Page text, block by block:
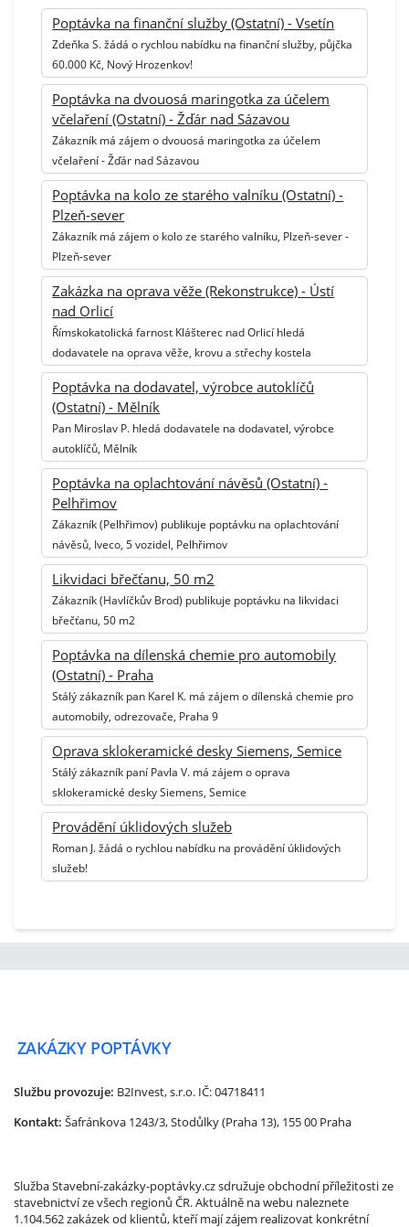
Poptávka na finanční služby (Ostatní) - Vsetín
Zdeňka S. žádá o rychlou nabídku na finanční služby, půjčka
60.000 Kč, Nový Hrozenkov!
Poptávka na dvouosá maringotka za účelem
včelaření (Ostatní) - Žďár nad Sázavou
Zákazník má zájem o dvouosá maringotka za účelem
včelaření - Žďár nad Sázavou
Poptávka na kolo ze starého valníku (Ostatní) -
Plzeň-sever
Zákazník má zájem o kolo ze starého valníku, Plzeň-sever -
Plzeň-sever
Zakázka na oprava věže (Rekonstrukce) - Ústí
nad Orlicí
Římskokatolická farnost Klášterec nad Orlicí hledá
dodavatele na oprava věže, krovu a střechy kostela
Poptávka na dodavatel, výrobce autoklíčů
(Ostatní) - Mělník
Pan Miroslav P. hledá dodavatele na dodavatel, výrobce
autoklíčů, Mělník
Poptávka na oplachtování návěsů (Ostatní) -
Pelhřimov
Zákazník (Pelhřimov) publikuje poptávku na oplachtování
návěsů, Iveco, 5 vozidel, Pelhřimov
Likvidaci břečťanu, 50 m2
Zákazník (Havlíčkův Brod) publikuje poptávku na likvidaci
břečťanu, 50 m2
Poptávka na dílenská chemie pro automobily
(Ostatní) - Praha
Stálý zákazník pan Karel K. má zájem o dílenská chemie pro
automobily, odrezovače, Praha 9
Oprava sklokeramické desky Siemens, Semice
Stálý zákazník paní Pavla V. má zájem o oprava
sklokeramické desky Siemens, Semice
Provádění úklidových služeb
Roman J. žádá o rychlou nabídku na provádění úklidových
služeb!
ZAKÁZKY POPTÁVKY
Službu provozuje: B2Invest, s.r.o. IČ: 04718411
Kontakt: Šafránkova 1243/3, Stodůlky (Praha 13), 155 00 Praha
Služba Stavební-zakázky-poptávky.cz sdružuje obchodní příležitosti ze
stavebnictví ze všech regionů ČR. Aktuálně na webu naleznete
1.104.562 zakázek od klientů, kteří mají zájem realizovat konkrétní